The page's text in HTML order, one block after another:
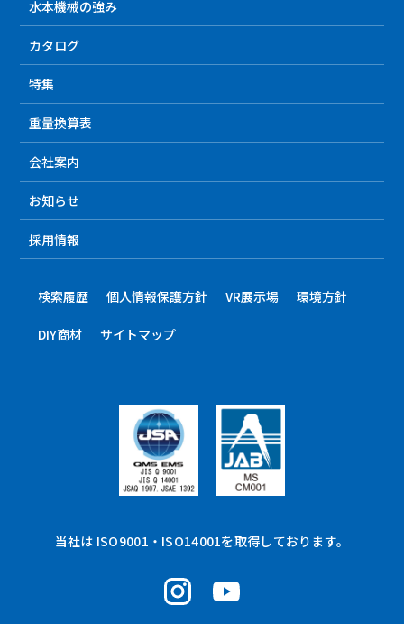
水本機械の強み
カタログ
特集
重量換算表
会社案内
お知らせ
採用情報
検索履歴 個人情報保護方針 VR展示場 環境方針
DIY商材 サイトマップ
当社は ISO9001・ISO14001を取得しております。